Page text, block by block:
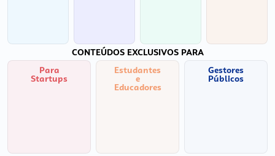
CONTEÚDOS EXCLUSIVOS PARA
Para
Startups
Estudantes
e
Educadores
Gestores
Públicos